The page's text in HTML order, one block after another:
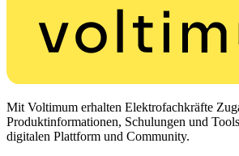
Mit Voltimum erhalten Elektrofachkräfte
Produktinformationen, Schulungen und
digitalen Plattform und Community.